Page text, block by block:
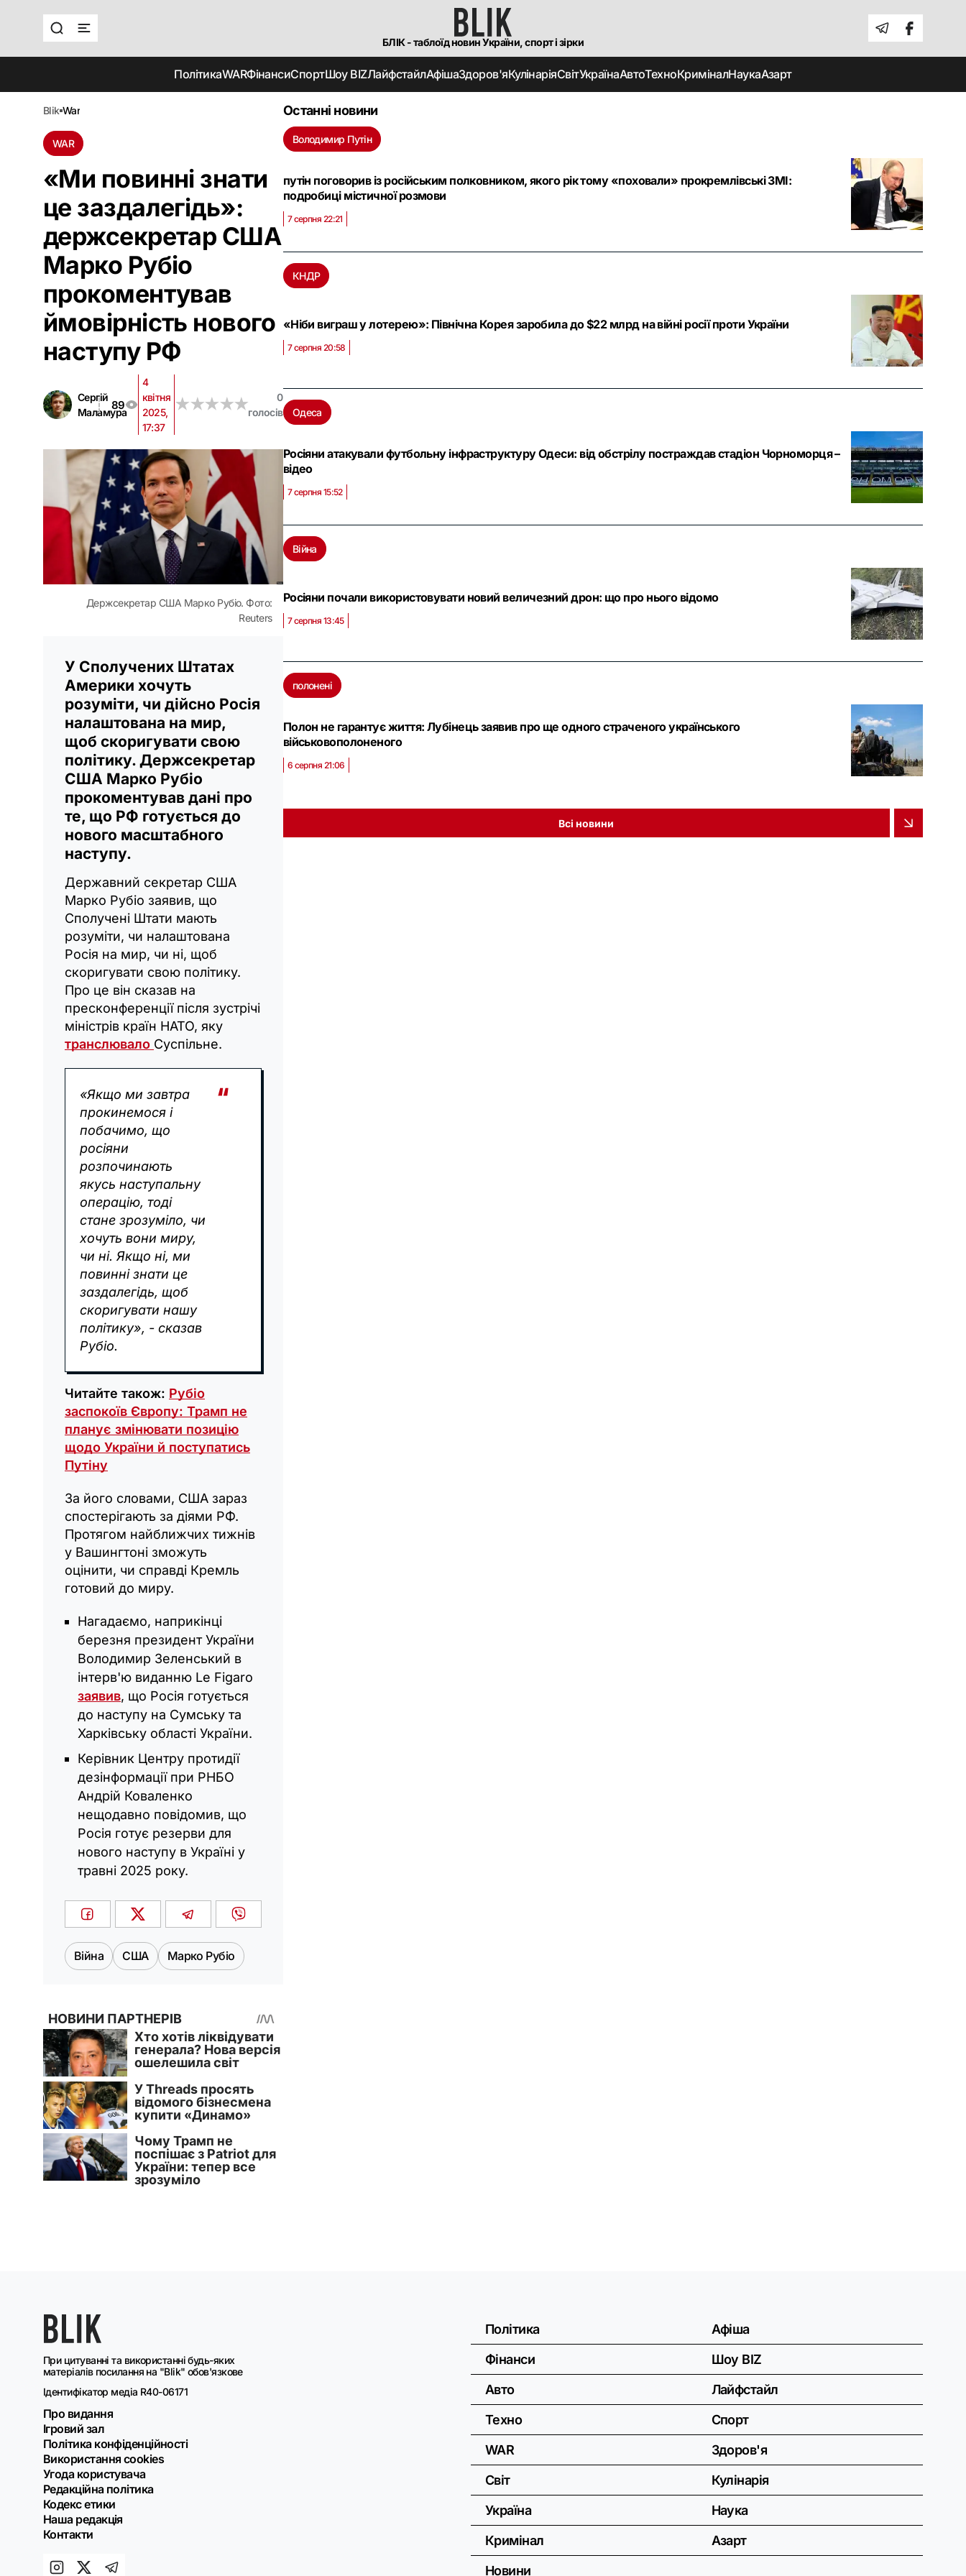
БЛІК - таблоїд новин України, спорт і зірки
ПолітикаWARФінансиСпортШоу BIZЛайфстайлАфішаЗдоров'яКулінаріяСвітУкраїнаАвтоТехноКриміналНаукаАзарт
blik war
WAR
«Ми повинні знати
це заздалегідь»:
держсекретар США
Марко Рубіо
прокоментував
ймовірність нового
наступу РФ
Сергій
Маламура
89
4
квітня
2025,
17:37
★★★★★
★★★★★
0
голосів
Держсекретар США Марко Рубіо. Фото:
Reuters
У Сполучених Штатах
Америки хочуть
розуміти, чи дійсно Росія
налаштована на мир,
щоб скоригувати свою
політику. Держсекретар
США Марко Рубіо
прокоментував дані про
те, що РФ готується до
нового масштабного
наступу.
Державний секретар США
Марко Рубіо заявив, що
Сполучені Штати мають
розуміти, чи налаштована
Росія на мир, чи ні, щоб
скоригувати свою політику.
Про це він сказав на
пресконференції після зустрічі
міністрів країн НАТО, яку
транслювало Суспільне.
«Якщо ми завтра
прокинемося і
побачимо, що
росіяни
розпочинають
якусь наступальну
операцію, тоді
стане зрозуміло, чи
хочуть вони миру,
чи ні. Якщо ні, ми
повинні знати це
заздалегідь, щоб
скоригувати нашу
політику», - сказав
Рубіо.
Читайте також: Рубіо
заспокоїв Європу: Трамп не
планує змінювати позицію
щодо України й поступатись
Путіну
За його словами, США зараз
спостерігають за діями РФ.
Протягом найближчих тижнів
у Вашингтоні зможуть
оцінити, чи справді Кремль
готовий до миру.
Нагадаємо, наприкінці
березня президент України
Володимир Зеленський в
інтерв'ю виданню Le Figaro
заявив, що Росія готується
до наступу на Сумську та
Харківську області України.
Керівник Центру протидії
дезінформації при РНБО
Андрій Коваленко
нещодавно повідомив, що
Росія готує резерви для
нового наступу в Україні у
травні 2025 року.
Війна США Марко Рубіо
Останні новини
Володимир Путін
путін поговорив із російським полковником, якого рік тому «поховали» прокремлівські ЗМІ:
подробиці містичної розмови
7 серпня 22:21
КНДР
«Ніби виграш у лотерею»: Північна Корея заробила до $22 млрд на війні росії проти України
7 серпня 20:58
Одеса
Росіяни атакували футбольну інфраструктуру Одеси: від обстрілу постраждав стадіон Чорноморця –
відео
7 серпня 15:52
Війна
Росіяни почали використовувати новий величезний дрон: що про нього відомо
7 серпня 13:45
полонені
Полон не гарантує життя: Лубінець заявив про ще одного страченого українського
військовополоненого
6 серпня 21:06
Всі новини
При цитуванні та використанні будь-яких
матеріалів посилання на "Blik" обов'язкове
Ідентифікатор медіа R40-06171
Про видання
Ігровий зал
Політика конфіденційності
Використання cookies
Угода користувача
Редакційна політика
Кодекс етики
Наша редакція
Контакти
Політика
Фінанси
Авто
Техно
WAR
Світ
Україна
Кримінал
Новини
Афіша
Шоу BIZ
Лайфстайл
Спорт
Здоров'я
Кулінарія
Наука
Азарт